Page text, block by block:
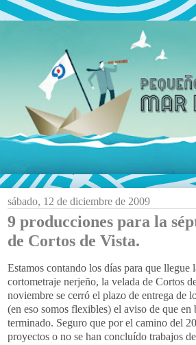
sábado, 12 de diciembre de 2009
9 producciones para la
de Cortos de Vista.
Estamos contando los días para que llegue
cortometraje nerjeño, la velada de Cortos
noviembre se cerró el plazo de entrega de
(en eso somos flexibles) el aviso de que en
terminado. Seguro que por el camino del
proyectos o no se han concluído trabajos